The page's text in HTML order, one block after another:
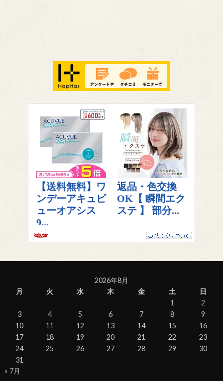
2026年8月
月
火 水 木 金 土
日
1
2
3
4 5 6 7 8
9
10
11 12 13 14 15
16
17
18 19 20 21 22
23
24
25 26 27 28 29
30
31
« 7月